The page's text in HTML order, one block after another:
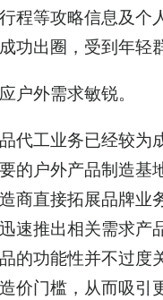
程等攻略信息及个
功出圈，受到年轻
户外需求敏锐。
代工业务已经较为
的户外产品制造基
商直接拓展品牌业
速推出相关需求产
的功能性并不过度
价门槛，从而吸引